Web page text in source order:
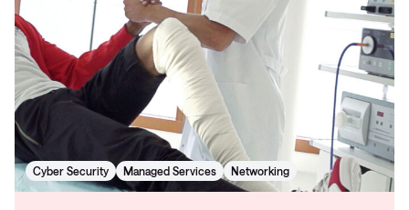
Cyber Security Managed Services Networking